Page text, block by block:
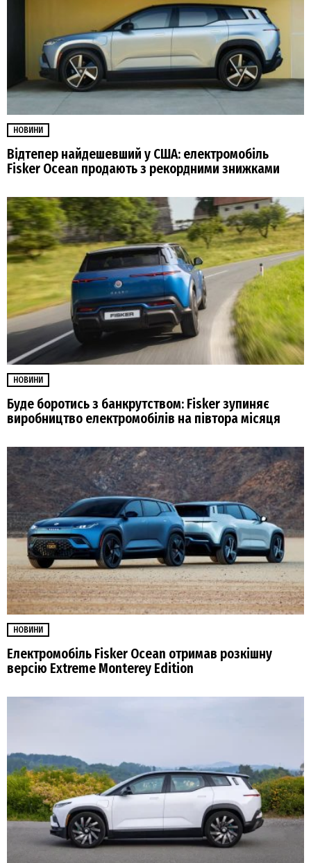
НОВИНИ
Відтепер найдешевший у США: електромобіль
Fisker Ocean продають з рекордними знижками
НОВИНИ
Буде боротись з банкрутством: Fisker зупиняє
виробництво електромобілів на півтора місяця
НОВИНИ
Електромобіль Fisker Ocean отримав розкішну
версію Extreme Monterey Edition